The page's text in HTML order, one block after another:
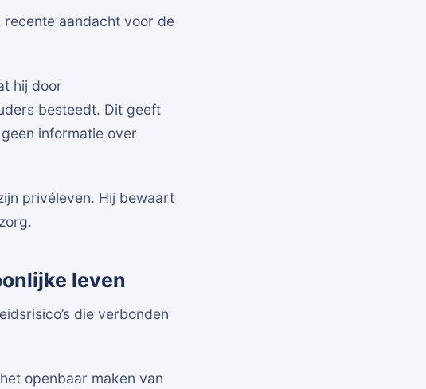
recente aandacht voor de
hij door
besteedt. Dit geeft
informatie over
privéleven. Hij bewaart
leven
die verbonden
openbaar maken van